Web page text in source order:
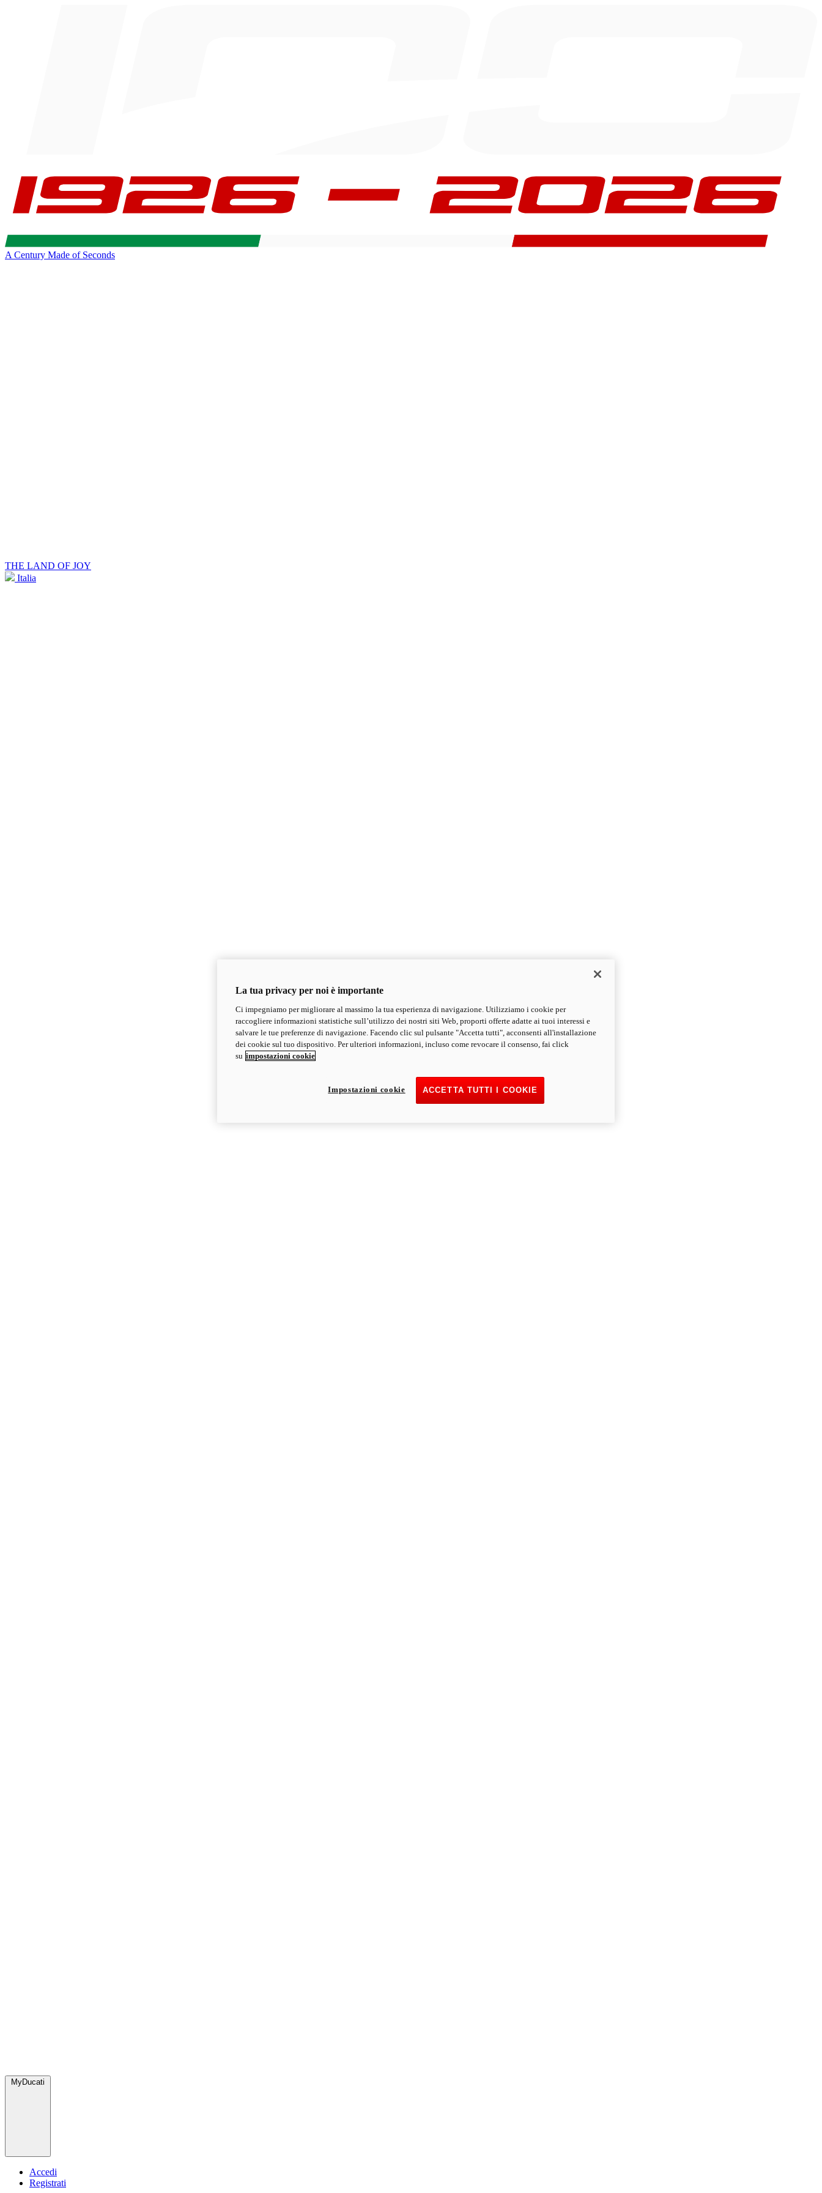
A Century Made of Seconds
THE LAND OF JOY
Italia
MyDucati
Accedi
Registrati
La tua privacy per noi è importante
Ci impegniamo per migliorare al massimo la tua esperienza di navigazione. Utilizziamo i cookie per
raccogliere informazioni statistiche sull’utilizzo dei nostri siti Web, proporti offerte adatte ai tuoi interessi e
salvare le tue preferenze di navigazione. Facendo clic sul pulsante "Accetta tutti", acconsenti all'installazione
dei cookie sul tuo dispositivo. Per ulteriori informazioni, incluso come revocare il consenso, fai click
su impostazioni cookie
ACCETTA TUTTI I COOKIE
Impostazioni cookie